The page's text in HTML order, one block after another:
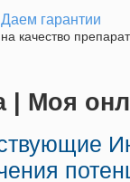
Даем гарантии
на качество
| Моя